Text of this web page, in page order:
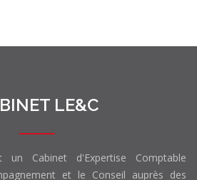
LE&C
Cabinet d'Expertise Comptable
et le Conseil auprès des